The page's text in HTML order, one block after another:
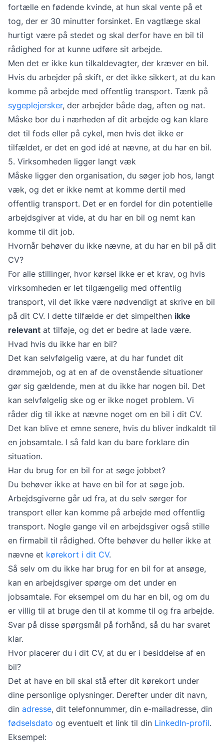
fortælle en fødende kvinde, at hun skal vente på et
tog, der er 30 minutter forsinket. En vagtlæge skal
hurtigt være på stedet og skal derfor have en bil til
rådighed for at kunne udføre sit arbejde.
Men det er ikke kun tilkaldevagter, der kræver en bil.
Hvis du arbejder på skift, er det ikke sikkert, at du kan
komme på arbejde med offentlig transport. Tænk på
sygeplejersker, der arbejder både dag, aften og nat.
Måske bor du i nærheden af dit arbejde og kan klare
det til fods eller på cykel, men hvis det ikke er
tilfældet, er det en god idé at nævne, at du har en bil.
5. Virksomheden ligger langt væk
Måske ligger den organisation, du søger job hos, langt
væk, og det er ikke nemt at komme dertil med
offentlig transport. Det er en fordel for din potentielle
arbejdsgiver at vide, at du har en bil og nemt kan
komme til dit job.
Hvornår behøver du ikke nævne, at du har en bil på dit
CV?
For alle stillinger, hvor kørsel ikke er et krav, og hvis
virksomheden er let tilgængelig med offentlig
transport, vil det ikke være nødvendigt at skrive en bil
på dit CV. I dette tilfælde er det simpelthen ikke
relevant at tilføje, og det er bedre at lade være.
Hvad hvis du ikke har en bil?
Det kan selvfølgelig være, at du har fundet dit
drømmejob, og at en af de ovenstående situationer
gør sig gældende, men at du ikke har nogen bil. Det
kan selvfølgelig ske og er ikke noget problem. Vi
råder dig til ikke at nævne noget om en bil i dit CV.
Det kan blive et emne senere, hvis du bliver indkaldt til
en jobsamtale. I så fald kan du bare forklare din
situation.
Har du brug for en bil for at søge jobbet?
Du behøver ikke at have en bil for at søge job.
Arbejdsgiverne går ud fra, at du selv sørger for
transport eller kan komme på arbejde med offentlig
transport. Nogle gange vil en arbejdsgiver også stille
en firmabil til rådighed. Ofte behøver du heller ikke at
nævne et kørekort i dit CV.
Så selv om du ikke har brug for en bil for at ansøge,
kan en arbejdsgiver spørge om det under en
jobsamtale. For eksempel om du har en bil, og om du
er villig til at bruge den til at komme til og fra arbejde.
Svar på disse spørgsmål på forhånd, så du har svaret
klar.
Hvor placerer du i dit CV, at du er i besiddelse af en
bil?
Det at have en bil skal stå efter dit kørekort under
dine personlige oplysninger. Derefter under dit navn,
din adresse, dit telefonnummer, din e-mailadresse, din
fødselsdato og eventuelt et link til din LinkedIn-profil.
Eksempel: